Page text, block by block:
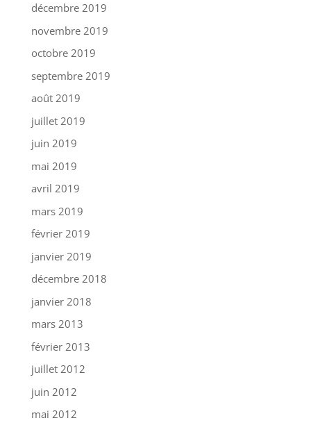
décembre 2019
novembre 2019
octobre 2019
septembre 2019
août 2019
juillet 2019
juin 2019
mai 2019
avril 2019
mars 2019
février 2019
janvier 2019
décembre 2018
janvier 2018
mars 2013
février 2013
juillet 2012
juin 2012
mai 2012